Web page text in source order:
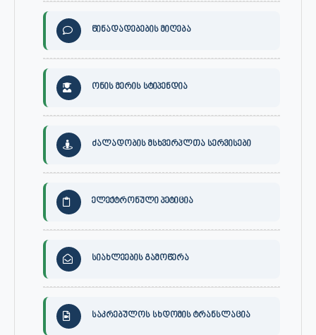
წინადადებების მიღება
ონის მერის სტიპენდია
ძალადობის მსხვერპლთა სერვისები
ელექტრონული პეტიცია
სიახლეების გამოწერა
საკრებულოს სხდომის ტრანსლაცია